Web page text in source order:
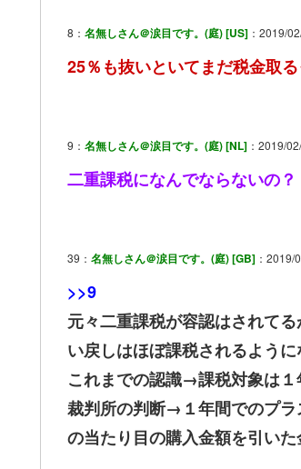
8： 名無しさん＠涙目です。(庭) [US] ：2019/
25％も抜いといてまだ税金取
9： 名無しさん＠涙目です。(庭) [NL] ：2019/
二重課税になんでならないの？
39： 名無しさん＠涙目です。(庭) [GB] ：
>>9
元々二重課税が容認はされて
い戻しはほぼ課税されるように
これまでの認識→課税対象は１
裁判所の判断→１年間でのプラ
の当たり目の購入金額を引い